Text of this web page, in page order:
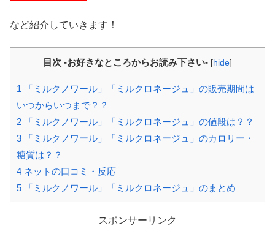
など紹介していきます！
目次 -お好きなところからお読み下さい- [hide]
1 「ミルクノワール」「ミルクロネージュ」の販売期間は
いつからいつまで？？
2 「ミルクノワール」「ミルクロネージュ」の値段は？？
3 「ミルクノワール」「ミルクロネージュ」のカロリー・
糖質は？？
4 ネットの口コミ・反応
5 「ミルクノワール」「ミルクロネージュ」のまとめ
スポンサーリンク